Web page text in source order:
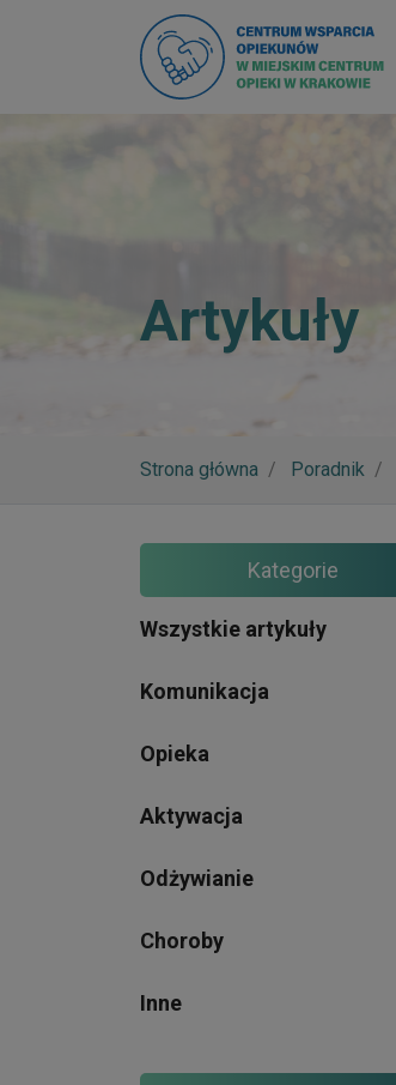
Artykuły
Strona główna Poradnik
Kategorie
Wszystkie artykuły
Komunikacja
Opieka
Aktywacja
Odżywianie
Choroby
Inne